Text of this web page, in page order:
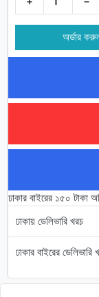
অর্ডার
ঢাকার বাইরের ১৫০ টাকা
ঢাকায় ডেলিভারি খরচ
ঢাকার বাইরের ডেলিভারি